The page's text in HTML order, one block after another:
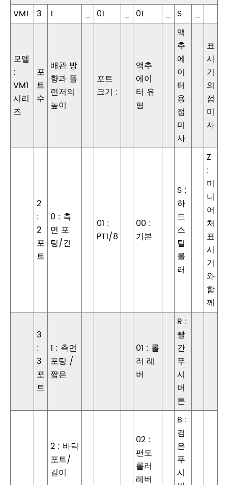
VM1
3 1 _ 01 _ 01 _ S _
모델
:
VM1
시리
즈
포
트
수
배관 방
향과 플
런저의
높이
포트
크기 :
액추
에이
터 유
형
액
추
에
이
터
용
접
미
사
표
시
기
의
접
미
사
2
:
2
포
트
0 : 측
면 포
팅/긴
01 :
PT1/8
00 :
기본
S :
하
드
스
틸
롤
러
Z
:
미
니
어
처
표
시
기
와
함
께
3
:
3
포
트
1 : 측면
포팅 /
짧은
01 : 롤
러 레
버
R :
빨
간
푸
시
버
튼
2 : 바닥
포트/
길이
02 :
편도
롤러
레버
B :
검
은
푸
시